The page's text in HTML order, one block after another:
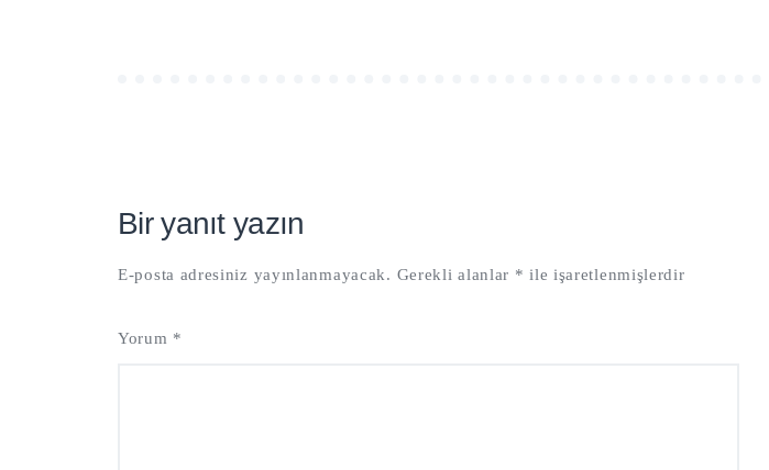
Bir yanıt yazın
E-posta adresiniz yayınlanmayacak. Gerekli alanlar * ile işaretlenmişlerdir
Yorum *